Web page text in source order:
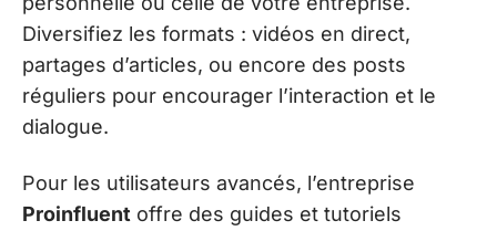
Diversifiez les formats : vidéos en direct,
partages d’articles, ou encore des posts
réguliers pour encourager l’interaction et le
dialogue.
Pour les utilisateurs avancés, l’entreprise
Proinfluent offre des guides et tutoriels